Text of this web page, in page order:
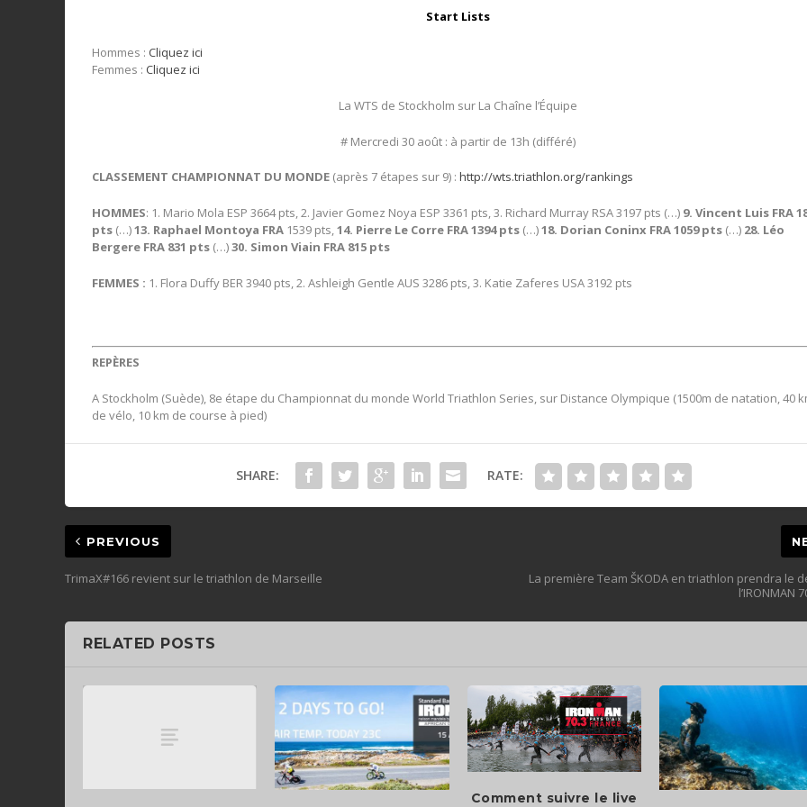
Start Lists
Hommes : Cliquez ici
Femmes : Cliquez ici
La WTS de Stockholm sur La Chaîne l’Équipe
# Mercredi 30 août : à partir de 13h (différé)
CLASSEMENT CHAMPIONNAT DU MONDE (après 7 étapes sur 9) :http://wts.triathlon.org/rankings
HOMMES: 1. Mario Mola ESP 3664 pts, 2. Javier Gomez Noya ESP 3361 pts, 3. Richard Murray RSA 3197 pts (…) 9. Vincent Luis FRA
pts (…)13. Raphael Montoya FRA 1539 pts,14. Pierre Le Corre FRA 1394 pts (…)18. Dorian Coninx FRA 1059 pts (…) 28. Léo
Bergere FRA 831 pts (…)30. Simon Viain FRA 815 pts
FEMMES : 1. Flora Duffy BER 3940 pts, 2. Ashleigh Gentle AUS 3286 pts, 3. Katie Zaferes USA 3192 pts
REPÈRES
A Stockholm (Suède), 8e étape du Championnat du monde World Triathlon Series, sur Distance Olympique (1500m de natation, 40
de vélo, 10 km de course à pied)
SHARE: RATE:
PREVIOUS
TrimaX#166 revient sur le triathlon de Marseille
La première Team ŠKODA en triathlon prendra le
l’IRONMAN
RELATED POSTS
Comment suivre le live